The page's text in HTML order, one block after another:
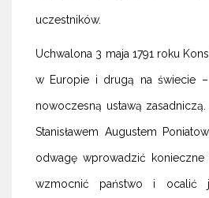
uczestników.
Uchwalona 3 maja 1791 roku
w Europie i drugą na świecie
nowoczesną ustawą
Stanisławem Augustem
odwagę wprowadzić konieczne
wzmocnić państwo i ocalić